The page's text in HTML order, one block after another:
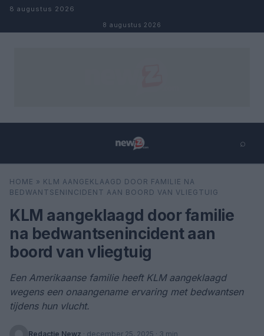
Naar inhoud
8 augustus 2026
8 augustus 2026
⌕
Zoeken
HOME » KLM AANGEKLAAGD DOOR FAMILIE NA
BEDWANTSENINCIDENT AAN BOORD VAN VLIEGTUIG
KLM aangeklaagd door familie
na bedwantsenincident aan
boord van vliegtuig
Een Amerikaanse familie heeft KLM aangeklaagd
wegens een onaangename ervaring met bedwantsen
tijdens hun vlucht.
Redactie Newz · december 25, 2025 · 3 min